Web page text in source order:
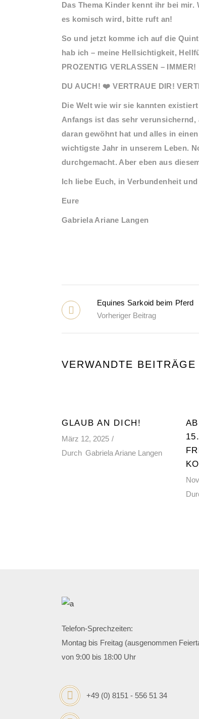
Das Thema Kinder kennt ihr bei
es komisch wird, bitte ruft an!
So und jetzt komme ich auf die
hab ich – meine Hellsichtigkeit,
PROZENTIG VERLASSEN – IMMER!
DU AUCH! ❤️ VERTRAUE DIR!
Die Welt wie wir sie kannten
Anfangs ist das sehr
daran gewöhnt hat und alles in
wichtigste Jahr in unserem Leben.
durchgemacht. Aber eben aus
Ich liebe Euch, in Verbundenheit
Eure
Gabriela Ariane Langen
Equines Sarkoid beim Pferd
Vorheriger Beitrag
VERWANDTE BEITRÄGE
GLAUB AN DICH!
März 12, 2025
Durch Gabriela Ariane Langen
Telefon-Sprechzeiten:
Montag bis Freitag (ausgenommen
von 9:00 bis 18:00 Uhr
+49 (0) 8151 - 556 51 34